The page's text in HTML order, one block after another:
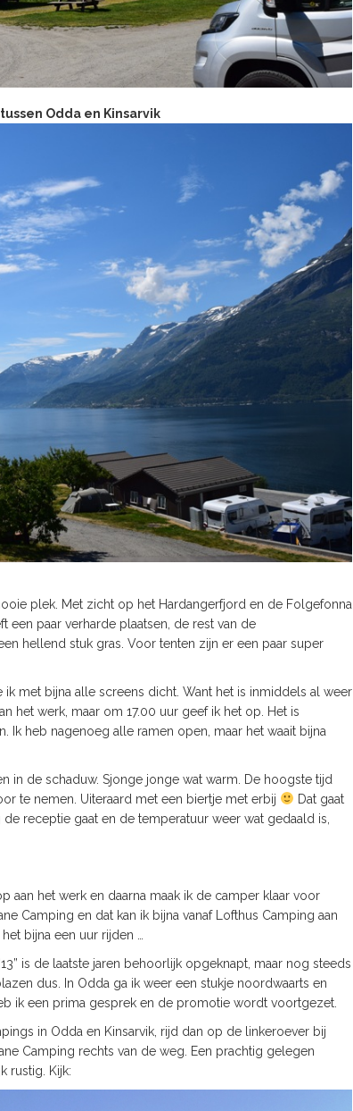
Odda en Kinsarvik
plek. Met zicht op het Hardangerfjord en de Folgefonna
een paar verharde plaatsen, de rest van de
hellend stuk gras. Voor tenten zijn er een paar super
met bijna alle screens dicht. Want het is inmiddels al weer
het werk, maar om 17.00 uur geef ik het op. Het is
Ik heb nagenoeg alle ramen open, maar het waait bijna
in de schaduw. Sjonge jonge wat warm. De hoogste tijd
te nemen. Uiteraard met een biertje met erbij
Dat gaat
receptie gaat en de temperatuur weer wat gedaald is,
aan het werk en daarna maak ik de camper klaar voor
Camping en dat kan ik bijna vanaf Lofthus Camping aan
bijna een uur rijden …
is de laatste jaren behoorlijk opgeknapt, maar nog steeds
dus. In Odda ga ik weer een stukje noordwaarts en
ik een prima gesprek en de promotie wordt voortgezet.
in Odda en Kinsarvik, rijd dan op de linkeroever bij
Camping rechts van de weg. Een prachtig gelegen
rustig. Kijk: